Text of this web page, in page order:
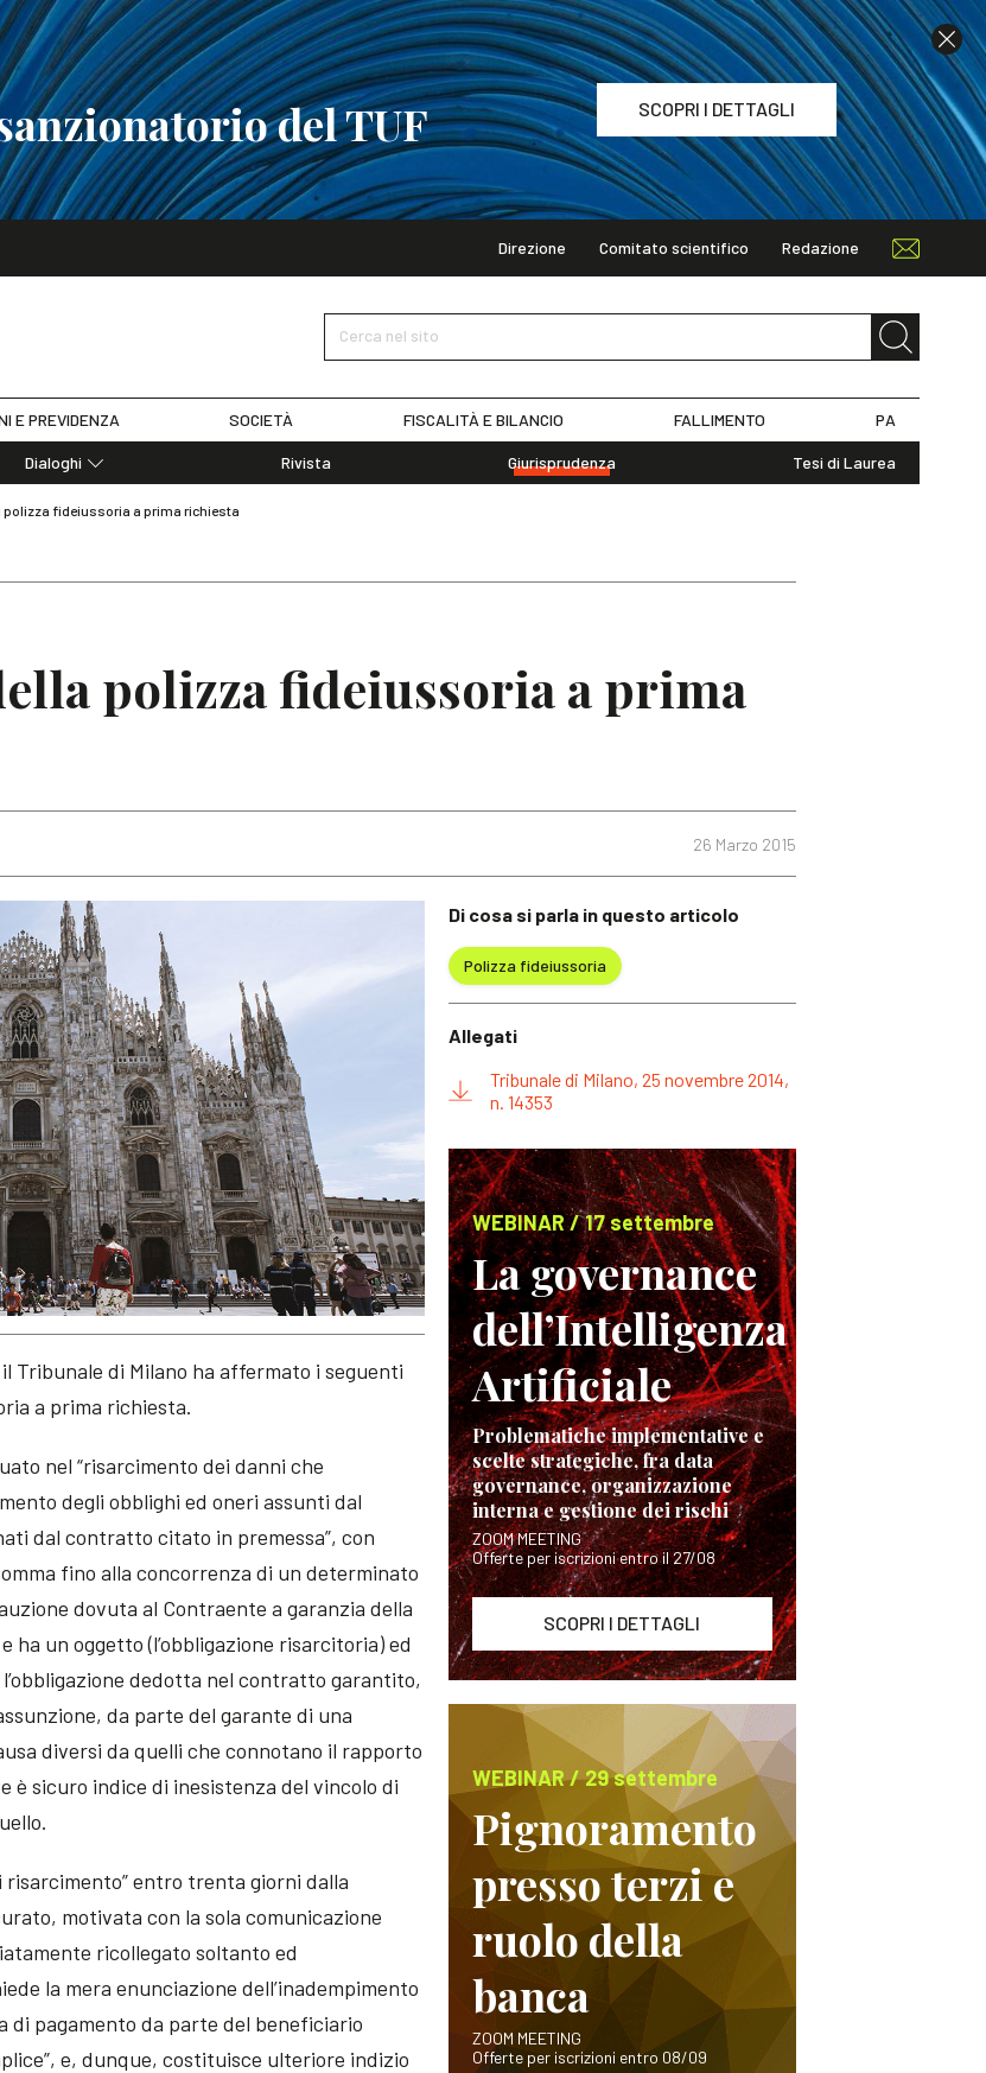
del TUF SCOPRI I DETTAGLI
Direzione Comitato scientifico Redazione
Cerca nel sito
E PREVIDENZA SOCIETÀ FISCALITÀ E BILANCIO FALLIMENTO PA
Dialoghi
Rivista Giurisprudenza Tesi di Laurea
polizza fideiussoria a prima richiesta
polizza fideiussoria a prima
26 Marzo 2015
Tribunale di Milano ha affermato i seguenti
a prima richiesta.
nel “risarcimento dei danni che
degli obblighi ed oneri assunti dal
dal contratto citato in premessa”, con
fino alla concorrenza di un determinato
dovuta al Contraente a garanzia della
un oggetto (l’obbligazione risarcitoria) ed
dedotta nel contratto garantito,
da parte del garante di una
diversi da quelli che connotano il rapporto
sicuro indice di inesistenza del vincolo di
risarcimento” entro trenta giorni dalla
motivata con la sola comunicazione
ricollegato soltanto ed
la mera enunciazione dell’inadempimento
di pagamento da parte del beneficiario
e, dunque, costituisce ulteriore indizio
Di cosa si parla in questo articolo
Polizza fideiussoria
Allegati
Tribunale di Milano, 25 novembre 2014,
n. 14353
WEBINAR / 17 settembre
La governance
dell’Intelligenza
Artificiale
Problematiche implementative e
scelte strategiche, fra data
governance, organizzazione
interna e gestione dei rischi
ZOOM MEETING
Offerte per iscrizioni entro il 27/08
SCOPRI I DETTAGLI
WEBINAR / 29 settembre
Pignoramento
presso terzi e
ruolo della
banca
ZOOM MEETING
Offerte per iscrizioni entro 08/09